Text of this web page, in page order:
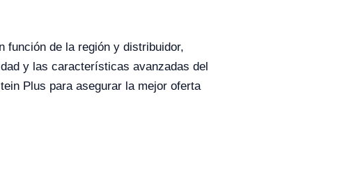
función de la región y distribuidor,
y las características avanzadas del
Plus para asegurar la mejor oferta